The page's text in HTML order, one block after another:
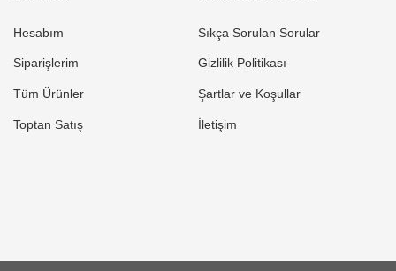
Hesabım
Siparişlerim
Tüm Ürünler
Toptan Satış
Sıkça Sorulan Sorular
Gizlilik Politikası
Şartlar ve Koşullar
İletişim